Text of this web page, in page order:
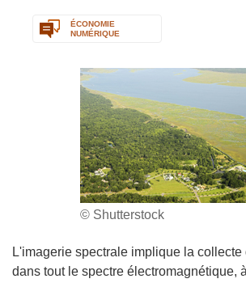
ÉCONOMIE
NUMÉRIQUE
© Shutterstock
L'imagerie spectrale implique la
dans tout le spectre électromagnétique,